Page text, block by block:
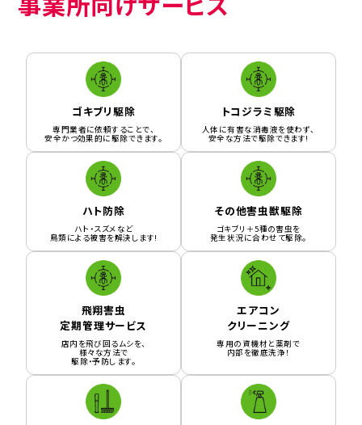
ゴキブリ駆除
専門業者に依頼することで、
安全かつ効果的に駆除できます。
トコジラミ駆除
人体に有害な消毒液を使わず、
安全な方法で駆除できます!
ハト防除
ハト・スズメなど
鳥類による被害を解決します!
その他害虫獣駆除
ゴキブリ＋5種の害虫を
発生状況に合わせて駆除。
飛翔害虫
定期管理サービス
店内を飛び回るムシを、
様々な方法で
駆除・予防します。
エアコン
クリーニング
専用の資機材と薬剤で
内部を徹底洗浄！